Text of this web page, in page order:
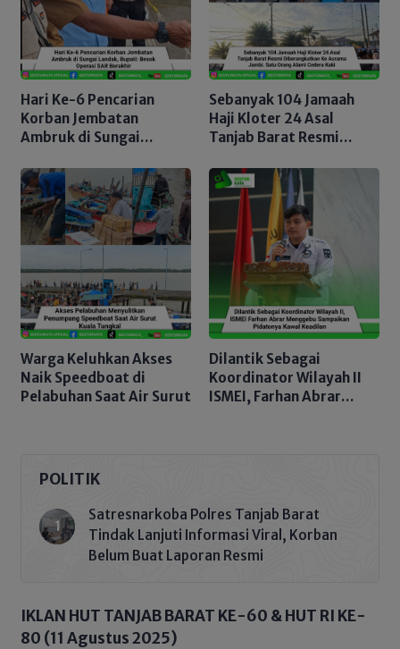
Hari Ke-6 Pencarian
Korban Jembatan
Ambruk di Sungai
Operasi SAR Berakhir
Sebanyak 104 Jamaah
Haji Kloter 24 Asal
Tanjab Barat Resmi
Asrama Jambi. Satu
Orang Alami Cedera Kaki
Warga Keluhkan Akses
Naik Speedboat di
Pelabuhan Saat Air Surut
Dilantik Sebagai
Koordinator Wilayah II
ISMEI, Farhan Abrar
POLITIK
Satresnarkoba Polres Tanjab Barat
Tindak Lanjuti Informasi Viral, Korban
Belum Buat Laporan Resmi
IKLAN HUT TANJAB BARAT KE-60 & HUT RI KE-
80 (11 Agustus 2025)